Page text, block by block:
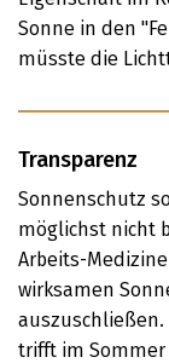
Sonne in den
müsste die
Transparenz
Sonnenschutz
möglichst nicht
Arbeits-
wirksamen
trifft im Sommer